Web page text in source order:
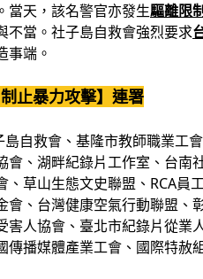
當天，該名警官亦發生驅離限
不當。社子島自救會強烈要求
事端。
制止暴力攻擊】連署
自救會、基隆市教師職業工
會、湖畔紀錄片工作室、台
、草山生態文史聯盟、RCA
會、台灣健康空氣行動聯盟
害人協會、臺北市紀錄片從業
傳播媒體產業工會、國際特赦